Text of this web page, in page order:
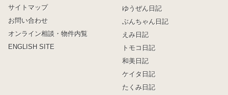
サイトマップ
お問い合わせ
オンライン相談・物件内覧
ENGLISH SITE
ゆうぜん日記
ぶんちゃん日記
えみ日記
トモコ日記
和美日記
ケイタ日記
たくみ日記